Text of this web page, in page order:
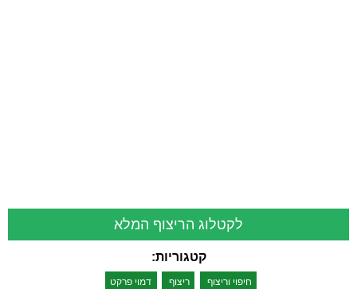
לקטלוג הריצוף המלא
קטגוריות:
חיפוי וריצוף ריצוף דמוי פרקט